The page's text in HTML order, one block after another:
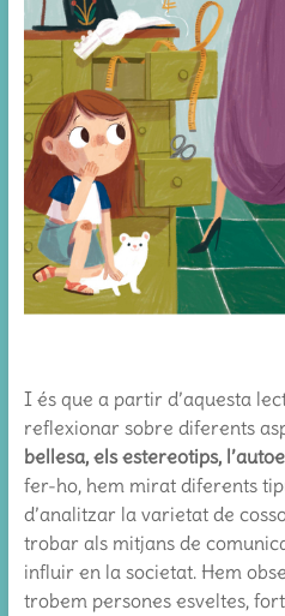
I és que a partir d’aquesta
reflexionar sobre diferents
bellesa, els estereotips,
fer-ho, hem mirat diferents
d’analitzar la varietat de
trobar als mitjans de
influir en la societat. Hem
trobem persones esveltes,